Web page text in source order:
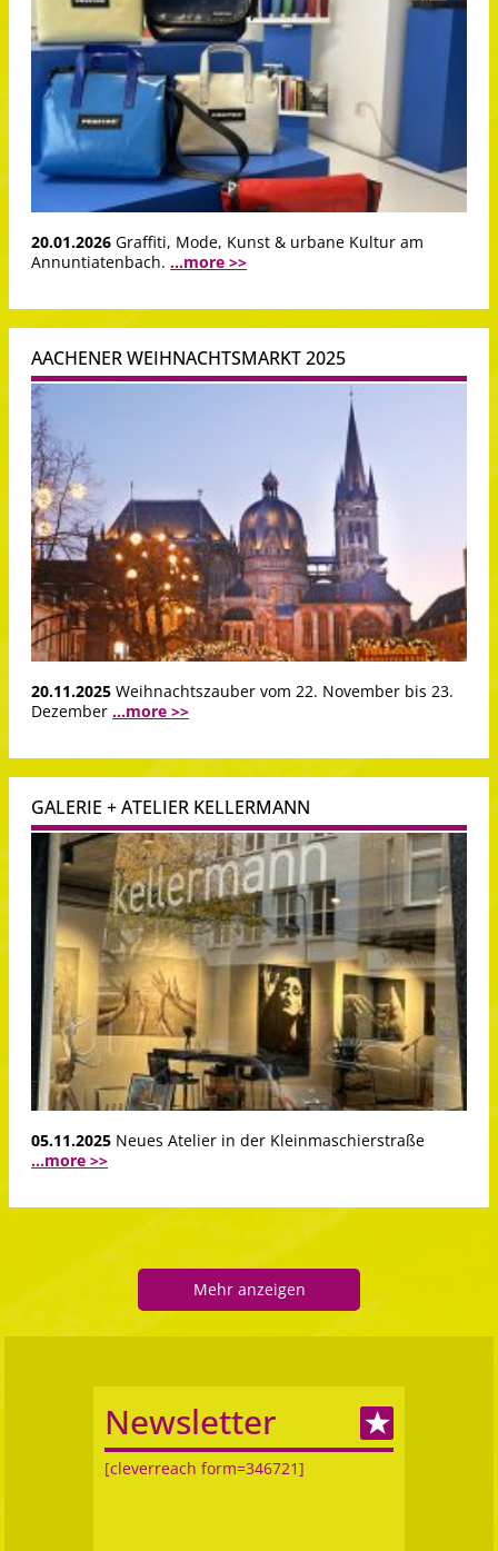
20.01.2026 Graffiti, Mode, Kunst & urbane Kultur am
Annuntiatenbach. ...more >>
AACHENER WEIHNACHTSMARKT 2025
20.11.2025 Weihnachtszauber vom 22. November bis 23.
Dezember ...more >>
GALERIE + ATELIER KELLERMANN
05.11.2025 Neues Atelier in der Kleinmaschierstraße
...more >>
Mehr anzeigen
Newsletter
[cleverreach form=346721]